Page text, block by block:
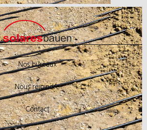
Nos bureaux
Nous rejoindre
Contact